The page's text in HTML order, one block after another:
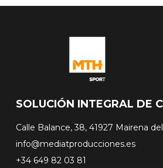
SOLUCIÓN INTEGRAL DE
Calle Balance, 38, 41927 Mairena
info@mediatproducciones.es
+34 649 82 03 81